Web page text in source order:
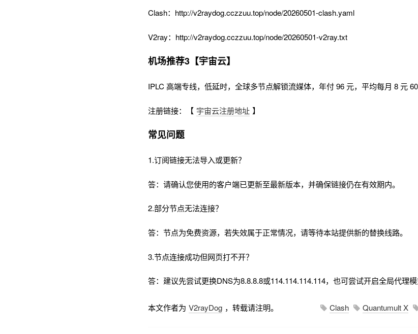
Clash：http://v2raydog.cczzuu.top/node/20260501-clash.yaml
V2ray：http://v2raydog.cczzuu.top/node/20260501-v2ray.txt
机场推荐3【宇宙云】
IPLC 高端专线，低延时，全球多节点解锁流媒体，年付 96 元，平均每月 8 元
注册链接：【 宇宙云注册地址 】
常见问题
1.订阅链接无法导入或更新？
答：请确认您使用的客户端已更新至最新版本，并确保链接仍在有效期内。
2.部分节点无法连接？
答：节点为免费资源，若失效属于正常情况，请等待本站提供新的替换线路。
3.节点连接成功但网页打不开？
答：建议先尝试更换DNS为8.8.8.8或114.114.114.114，也可尝试开启全局代理模
本文作者为 V2rayDog ，转载请注明。 Clash Quantumult X